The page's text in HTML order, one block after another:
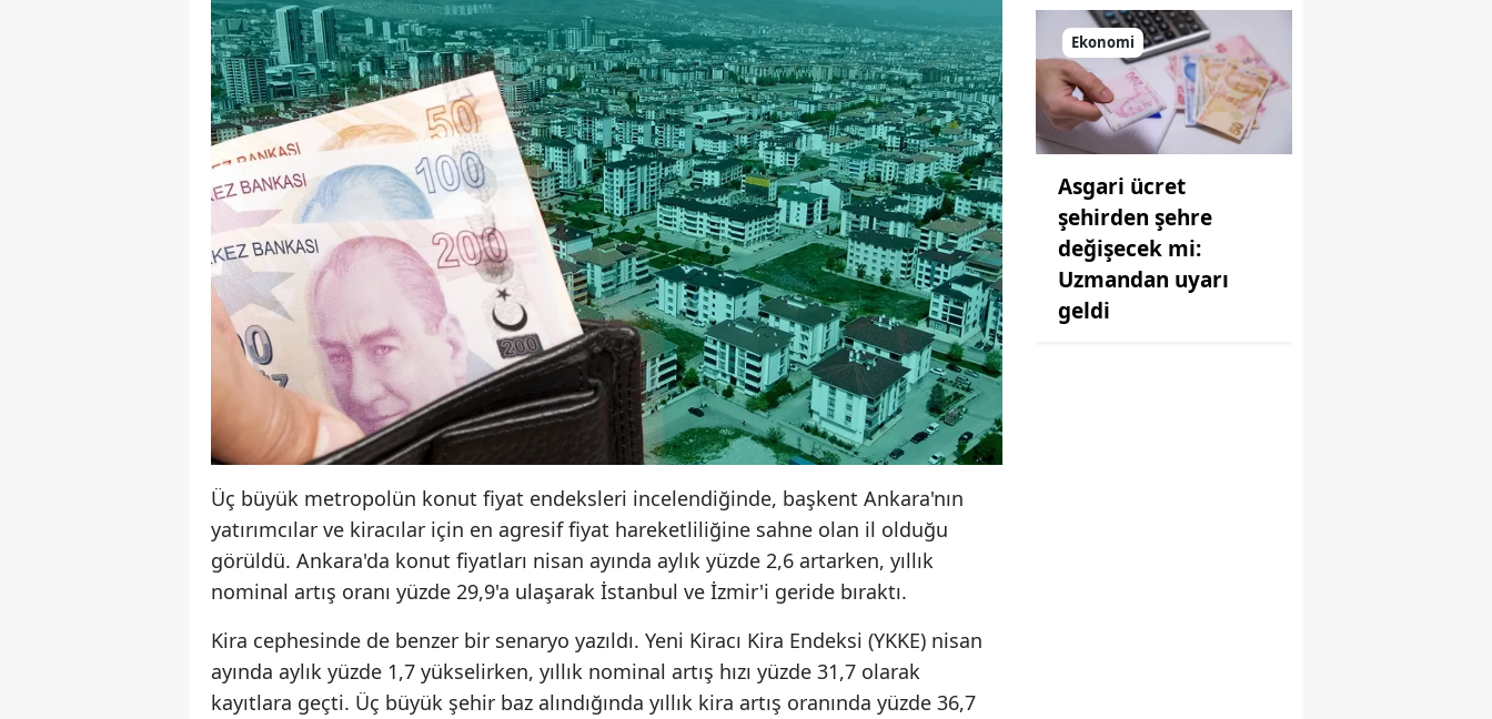
Kars
Kastamonu
Kayseri
Kırklareli
Kırşehir
Kocaeli
Konya
Kütahya
Malatya
Manisa
Kahramanmaraş
Mardin
Muğla
Muş
Nevşehir
Niğde
Üç büyük metropolün konut fiyat endeksleri incelendiğinde, başkent Ankara'nın
yatırımcılar ve kiracılar için en agresif fiyat hareketliliğine sahne olan il olduğu
görüldü. Ankara'da konut fiyatları nisan ayında aylık yüzde 2,6 artarken, yıllık
nominal artış oranı yüzde 29,9'a ulaşarak İstanbul ve İzmir'i geride bıraktı.
Kira cephesinde de benzer bir senaryo yazıldı. Yeni Kiracı Kira Endeksi (YKKE) nisan
ayında aylık yüzde 1,7 yükselirken, yıllık nominal artış hızı yüzde 31,7 olarak
kayıtlara geçti. Üç büyük şehir baz alındığında yıllık kira artış oranında yüzde 36,7
Ekonomi
Asgari ücret
şehirden şehre
değişecek mi:
Uzmandan uyarı
geldi